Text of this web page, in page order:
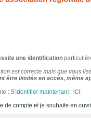
une identification
est correcte mais que vous
être limités en accès, même
: S'identifier maintenant : ICI
de compte et je souhaite en